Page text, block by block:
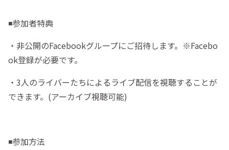
◾️参加者特典
・非公開のFacebookグループにご招待します。※Facebo
ok登録が必要です。
・3人のライバーたちによるライブ配信を視聴することが
できます。(アーカイブ視聴可能)
◾️参加方法